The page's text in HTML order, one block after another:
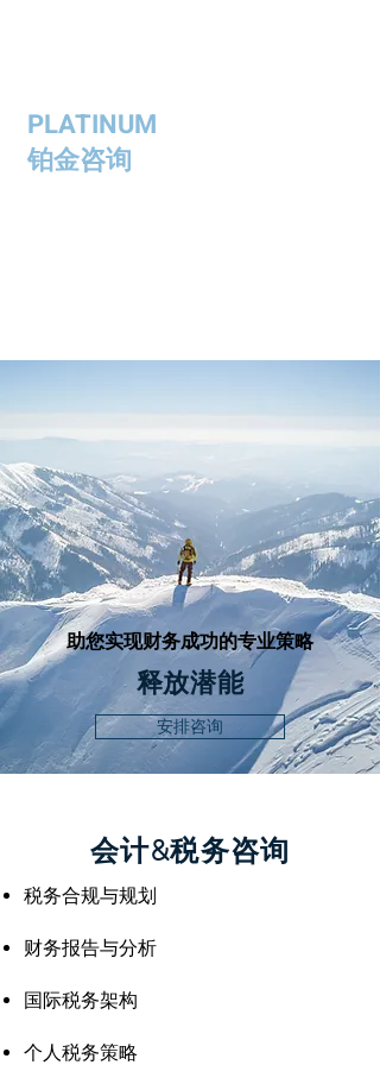
PLATINUM
铂金咨询
助您实现财务成功的专业策略
释放潜能
安排咨询
会计&税务咨询
税务合规与规划
财务报告与分析
国际税务架构
个人税务策略